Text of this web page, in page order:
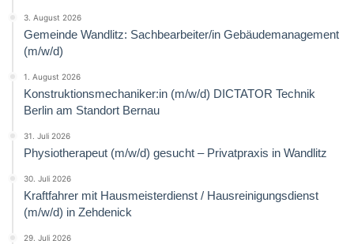
3. August 2026
Gemeinde Wandlitz: Sachbearbeiter/in Gebäudemanagement
(m/w/d)
1. August 2026
Konstruktionsmechaniker:in (m/w/d) DICTATOR Technik
Berlin am Standort Bernau
31. Juli 2026
Physiotherapeut (m/w/d) gesucht – Privatpraxis in Wandlitz
30. Juli 2026
Kraftfahrer mit Hausmeisterdienst / Hausreinigungsdienst
(m/w/d) in Zehdenick
29. Juli 2026